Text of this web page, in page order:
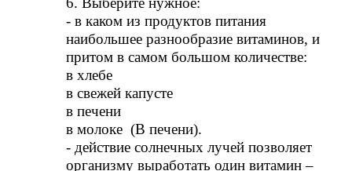
- в каком из продуктов питания
наибольшее разнообразие витаминов, и
притом в самом большом количестве:
в хлебе
в свежей капусте
в печени
в молоке (В печени).
- действие солнечных лучей позволяет
организму выработать один витамин –